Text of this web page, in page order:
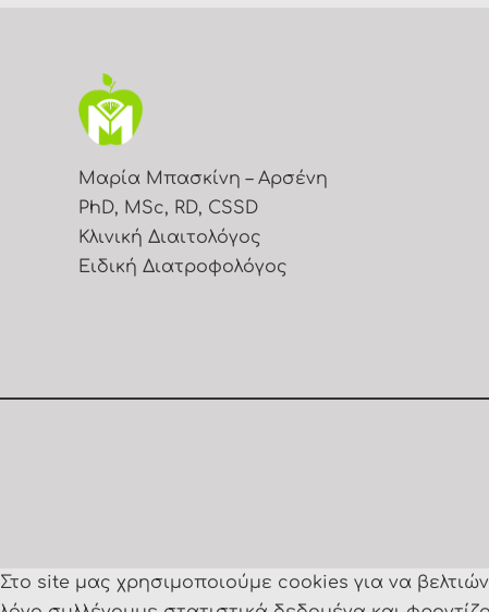
Μαρία Μπασκίνη – Αρσένη
PhD, MSc, RD, CSSD
Κλινική Διαιτολόγος
Ειδική Διατροφολόγος
Στο site μας χρησιμοποιούμε cookies για να